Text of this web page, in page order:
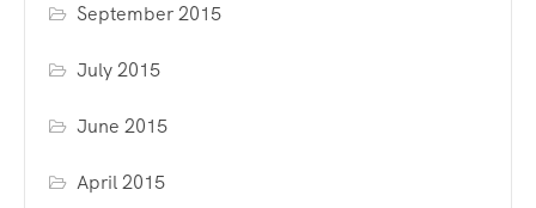
September 2015
July 2015
June 2015
April 2015